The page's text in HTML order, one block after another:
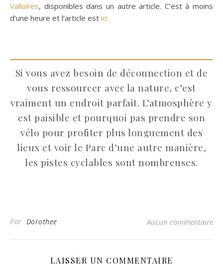
Valloires, disponibles dans un autre article. C’est à moins
d’une heure et l’article est ici
Si vous avez besoin de déconnection et de
vous ressourcer avec la nature, c’est
vraiment un endroit parfait. L’atmosphère y
est paisible et pourquoi pas prendre son
vélo pour profiter plus longuement des
lieux et voir le Parc d’une autre manière,
les pistes cyclables sont nombreuses.
Par Dorothee Aucun commentaire
LAISSER UN COMMENTAIRE